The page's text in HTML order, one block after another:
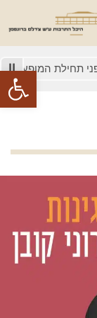
פתח המופע